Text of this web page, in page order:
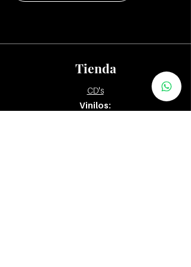
Tienda
CD's
Vinilos: